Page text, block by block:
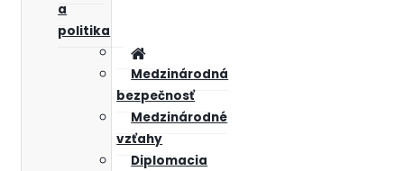
a
politika
Medzinárodná
bezpečnosť
Medzinárodné
vzťahy
Diplomacia